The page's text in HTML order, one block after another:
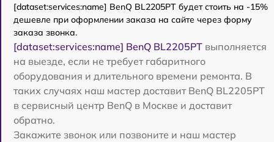
[dataset:services:name] BenQ BL2205PT будет стоить на -15%
дешевле при оформлении заказа на сайте через форму
заказа звонка.
[dataset:services:name] BenQ BL2205PT выполняется
на выезде, если не требует габаритного
оборудования и длительного времени ремонта. В
таких случаях наш мастер доставит BenQ BL2205PT
в сервисный центр BenQ в Москве и доставит
обратно.
Закажите звонок или позвоните и наш мастер